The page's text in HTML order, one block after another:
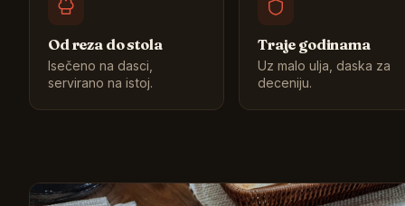
Od reza do stola
Isečeno na dasci,
servirano na istoj.
Traje godinama
Uz malo ulja, daska za
deceniju.